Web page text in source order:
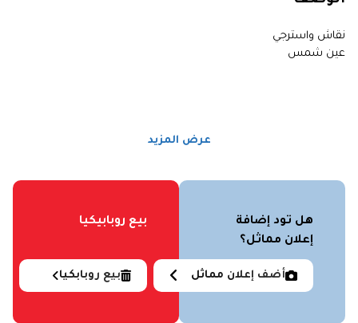
نقاش واسترجي
عين شمس
عرض المزيد
هل تود إضافة
إعلان مماثل؟
أضف إعلان مماثل
بيع روبابيكيا
بيع روبابكيا